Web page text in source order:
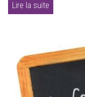
Lire la suite